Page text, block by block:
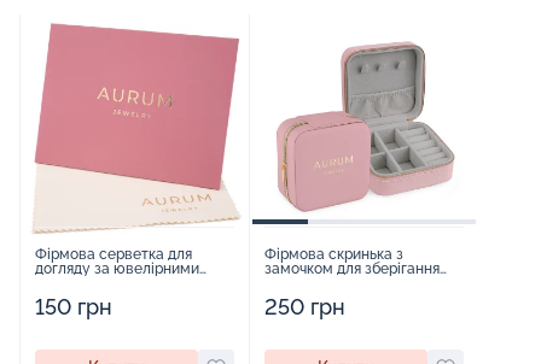
Фірмова серветка для
догляду за ювелірними
150 грн
Фірмова скринька з
замочком для зберігання
250 грн